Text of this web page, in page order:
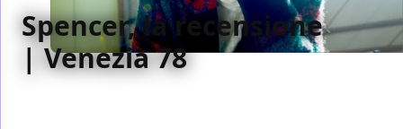
Spencer, la recensione
| Venezia 78